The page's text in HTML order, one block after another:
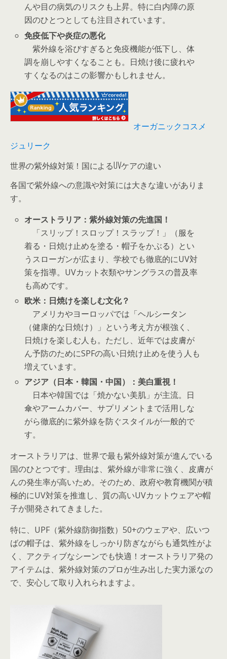
んや目の病気のリスクも上昇。特に白内障の原
因のひとつとしても注目されています。
免疫低下や炎症の悪化
紫外線を浴びすぎると免疫機能が低下し、体
調を崩しやすくなることも。日焼け後に疲れや
すくなるのはこの影響かもしれません。
オーガニックコスメ
ジュリーク
世界の紫外線対策！国によるUVケアの違い
各国で紫外線への意識や対策には大きな違いがありま
す。
オーストラリア ：紫外線対策の先進国！
「スリップ！スロップ！スラップ！」（服を
着る・日焼け止めを塗る・帽子をかぶる）とい
うスローガンが広まり、学校でも徹底的にUV対
策を指導。UVカット衣類やサングラスの普及率
も高めです。
欧米：日焼けを楽しむ文化？
アメリカやヨーロッパでは「ヘルシータン
（健康的な日焼け）」という考え方が根強く、
日焼けを楽しむ人も。ただし、近年では皮膚が
ん予防のためにSPFの高い日焼け止めを使う人も
増えています。
アジア（日本・韓国・中国）：美白重視！
日本や韓国では「焼かない美肌」が主流。日
傘やアームカバー、サプリメントまで活用しな
がら徹底的に紫外線を防ぐスタイルが一般的で
す。
オーストラリアは、世界で最も紫外線対策が進んでいる
国のひとつです。理由は、紫外線が非常に強く、皮膚が
んの発生率が高いため。そのため、政府や教育機関が積
極的にUV対策を推進し、質の高いUVカットウェアや帽
子が開発されてきました。
特に、UPF（紫外線防御指数）50+のウェアや、広いつ
ばの帽子は、紫外線をしっかり防ぎながらも通気性がよ
く、アクティブなシーンでも快適！オーストラリア発の
アイテムは、紫外線対策のプロが生み出した実力派なの
で、安心して取り入れられますよ。